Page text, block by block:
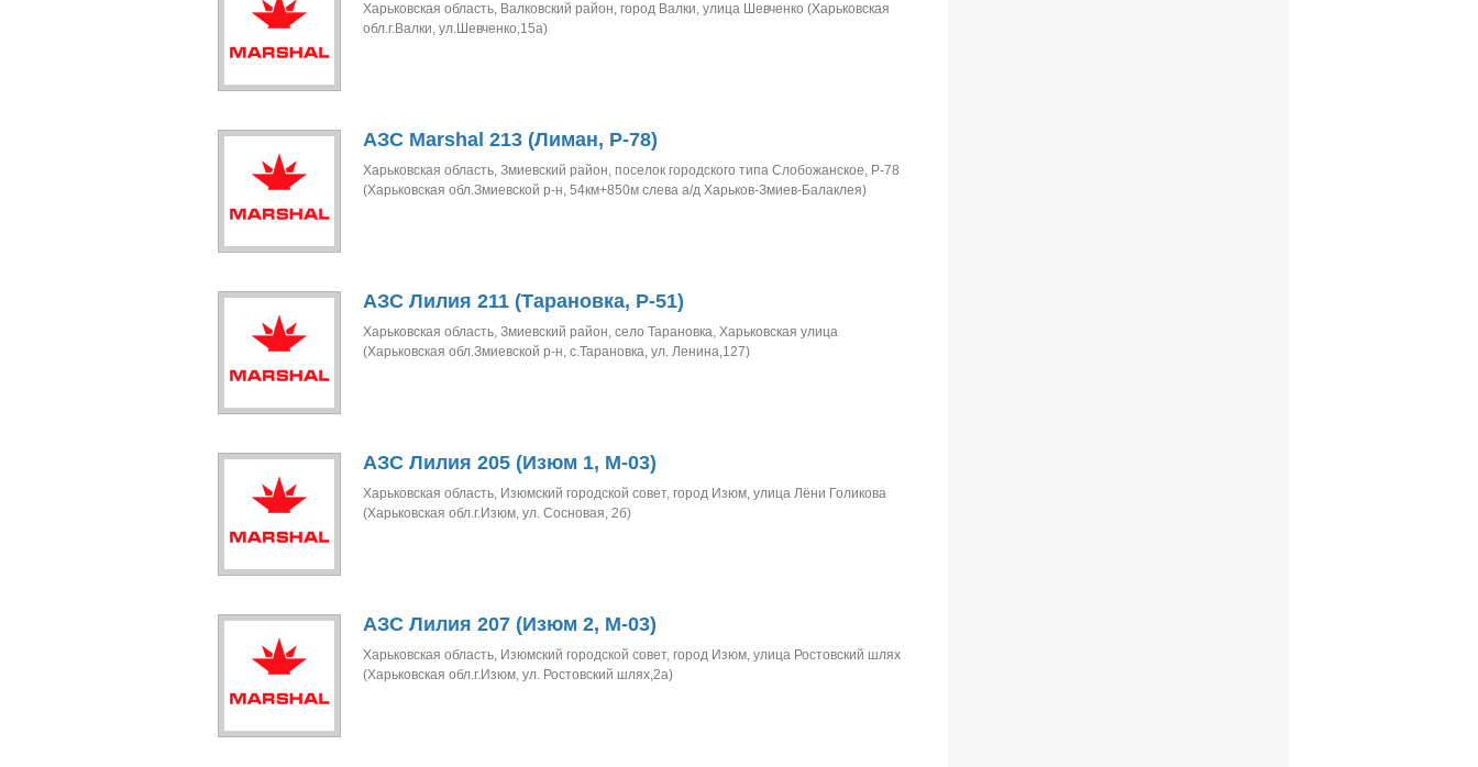
Харьковская область, Валковский район, город Валки, улица Шевченко (Харьковская
обл.г.Валки, ул.Шевченко,15а)
АЗС Marshal 213 (Лиман, P-78)
Харьковская область, Змиевский район, поселок городского типа Слобожанское, Р-78
(Харьковская обл.Змиевской р-н, 54км+850м слева а/д Харьков-Змиев-Балаклея)
АЗС Лилия 211 (Тарановка, Р-51)
Харьковская область, Змиевский район, село Тарановка, Харьковская улица
(Харьковская обл.Змиевской р-н, с.Тарановка, ул. Ленина,127)
АЗС Лилия 205 (Изюм 1, M-03)
Харьковская область, Изюмский городской совет, город Изюм, улица Лёни Голикова
(Харьковская обл.г.Изюм, ул. Сосновая, 2б)
АЗС Лилия 207 (Изюм 2, M-03)
Харьковская область, Изюмский городской совет, город Изюм, улица Ростовский шлях
(Харьковская обл.г.Изюм, ул. Ростовский шлях,2а)